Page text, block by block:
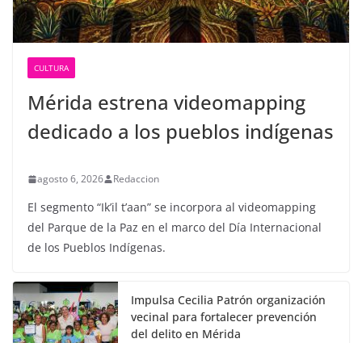
CULTURA
Mérida estrena videomapping
dedicado a los pueblos indígenas
agosto 6, 2026 Redaccion
El segmento “Ik’il t’aan” se incorpora al videomapping
del Parque de la Paz en el marco del Día Internacional
de los Pueblos Indígenas.
Impulsa Cecilia Patrón organización
vecinal para fortalecer prevención
del delito en Mérida